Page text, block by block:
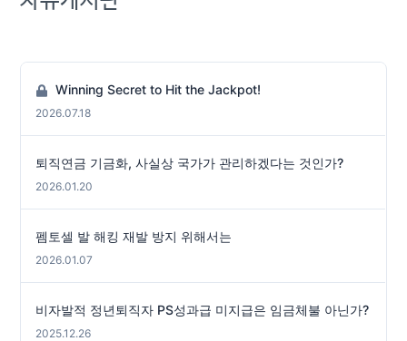
Winning Secret to Hit the Jackpot!
2026.07.18
퇴직연금 기금화, 사실상 국가가 관리하겠다는 것인가?
2026.01.20
펨토셀 발 해킹 재발 방지 위해서는
2026.01.07
비자발적 정년퇴직자 PS성과급 미지급은 임금체불 아닌가?
2025.12.26